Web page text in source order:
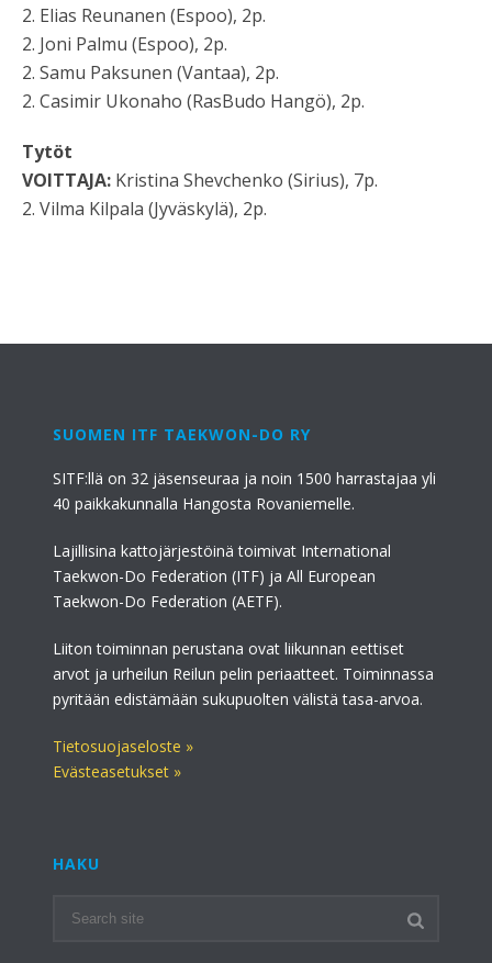
2. Elias Reunanen (Espoo), 2p.
2. Joni Palmu (Espoo), 2p.
2. Samu Paksunen (Vantaa), 2p.
2. Casimir Ukonaho (RasBudo Hangö), 2p.
Tytöt
VOITTAJA: Kristina Shevchenko (Sirius), 7p.
2. Vilma Kilpala (Jyväskylä), 2p.
SUOMEN ITF TAEKWON-DO RY
SITF:llä on 32 jäsenseuraa ja noin 1500 harrastajaa yli
40 paikkakunnalla Hangosta Rovaniemelle.
Lajillisina kattojärjestöinä toimivat International
Taekwon-Do Federation (ITF) ja All European
Taekwon-Do Federation (AETF).
Liiton toiminnan perustana ovat liikunnan eettiset
arvot ja urheilun Reilun pelin periaatteet. Toiminnassa
pyritään edistämään sukupuolten välistä tasa-arvoa.
Tietosuojaseloste »
Evästeasetukset »
HAKU